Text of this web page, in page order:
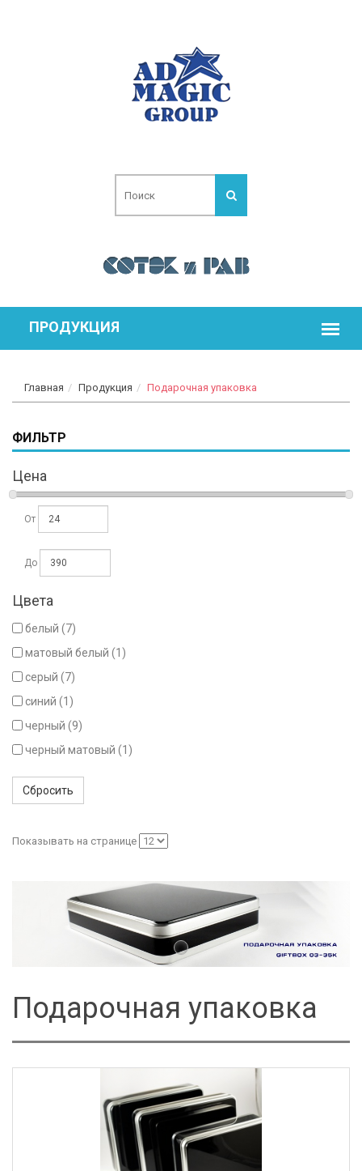
Главная Продукция Подарочная упаковка
ФИЛЬТР
Цена
От
До
Цвета
белый (7)
матовый белый (1)
серый (7)
синий (1)
черный (9)
черный матовый (1)
Сбросить
Показывать на странице
Подарочная упаковка